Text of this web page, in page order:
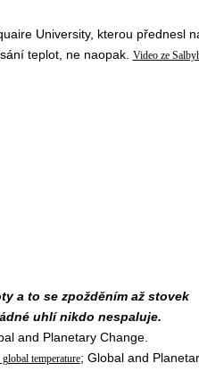
University, kterou přednesl
teplot, ne naopak. Video ze
a to se zpožděním až stovek
uhlí nikdo nespaluje.
and Planetary Change.
temperature; Global and